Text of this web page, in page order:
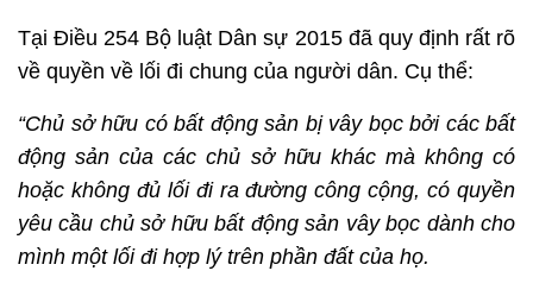
Tại Điều 254 Bộ luật Dân sự 2015 đã quy định rất rõ
về quyền về lối đi chung của người dân. Cụ thể:
“Chủ sở hữu có bất động sản bị vây bọc bởi các bất
động sản của các chủ sở hữu khác mà không có
hoặc không đủ lối đi ra đường công cộng, có quyền
yêu cầu chủ sở hữu bất động sản vây bọc dành cho
mình một lối đi hợp lý trên phần đất của họ.